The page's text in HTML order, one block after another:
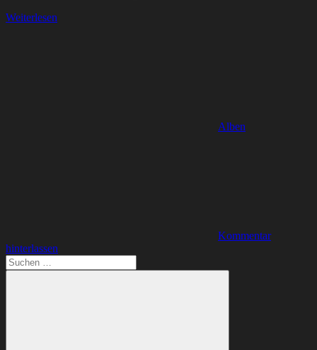
Weiterlesen
Alben
Kommentar
hinterlassen
Suchen
nach: